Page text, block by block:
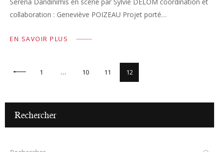
Serena Dandinimis en scène par Sylvie DELOM coordination et
collaboration : Geneviève POIZEAU Projet porté…
EN SAVOIR PLUS
1 … 10 11 12
Rechercher